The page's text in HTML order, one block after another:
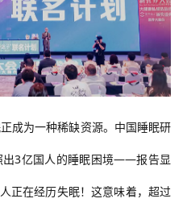
成为一种稀缺资源。中国睡眠研
出3亿国人的睡眠困境——报告显
正在经历失眠！这意味着，超过